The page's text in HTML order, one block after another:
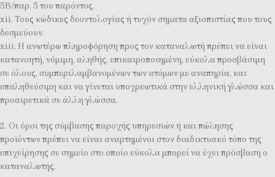
5Β/παρ. 5 του παρόντος.
xii. Τους κώδικες δεοντολογίας ή τυχόν σήματα αξιοπιστίας που τους
δεσμεύουν.
xiii. Η ανωτέρω πληροφόρηση προς τον καταναλωτή πρέπει να είναι
κατανοητή, νόμιμη, αληθής, επικαιροποιημένη, εύκολα προσβάσιμη
σε όλους, συμπεριλαμβανομένων των ατόμων με αναπηρία, και
επαληθεύσιμη και να γίνεται υποχρεωτικά στην ελληνική γλώσσα και
προαιρετικά σε άλλη γλώσσα.
2. Οι όροι της σύμβασης παροχής υπηρεσιών ή και πώλησης
προϊόντων πρέπει να είναι αναρτημένοι στον διαδικτυακό τόπο της
επιχείρησης σε σημείο στο οποίο εύκολα μπορεί να έχει πρόσβαση ο
καταναλωτής.